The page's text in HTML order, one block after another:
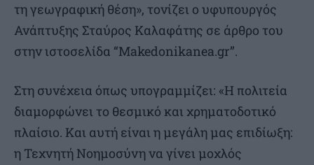
τη γεωγραφική θέση», τονίζει ο υφυπουργός
Ανάπτυξης Σταύρος Καλαφάτης σε άρθρο του
στην ιστοσελίδα “Makedonikanea.gr”.
Στη συνέχεια όπως υπογραμμίζει: «Η πολιτεία
διαμορφώνει το θεσμικό και χρηματοδοτικό
πλαίσιο. Και αυτή είναι η μεγάλη μας επιδίωξη:
η Τεχνητή Νοημοσύνη να γίνει μοχλός